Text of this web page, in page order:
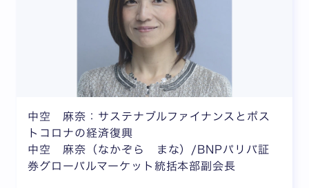
中空 麻奈：サステナブルファイナンスとポス
トコロナの経済復興
中空 麻奈（なかぞら まな）/BNPパリバ証
券グローバルマーケット統括本部副会長